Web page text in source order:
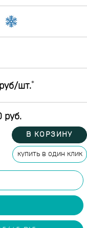
шт.*
руб.
В КОРЗИНУ
купить в один клик